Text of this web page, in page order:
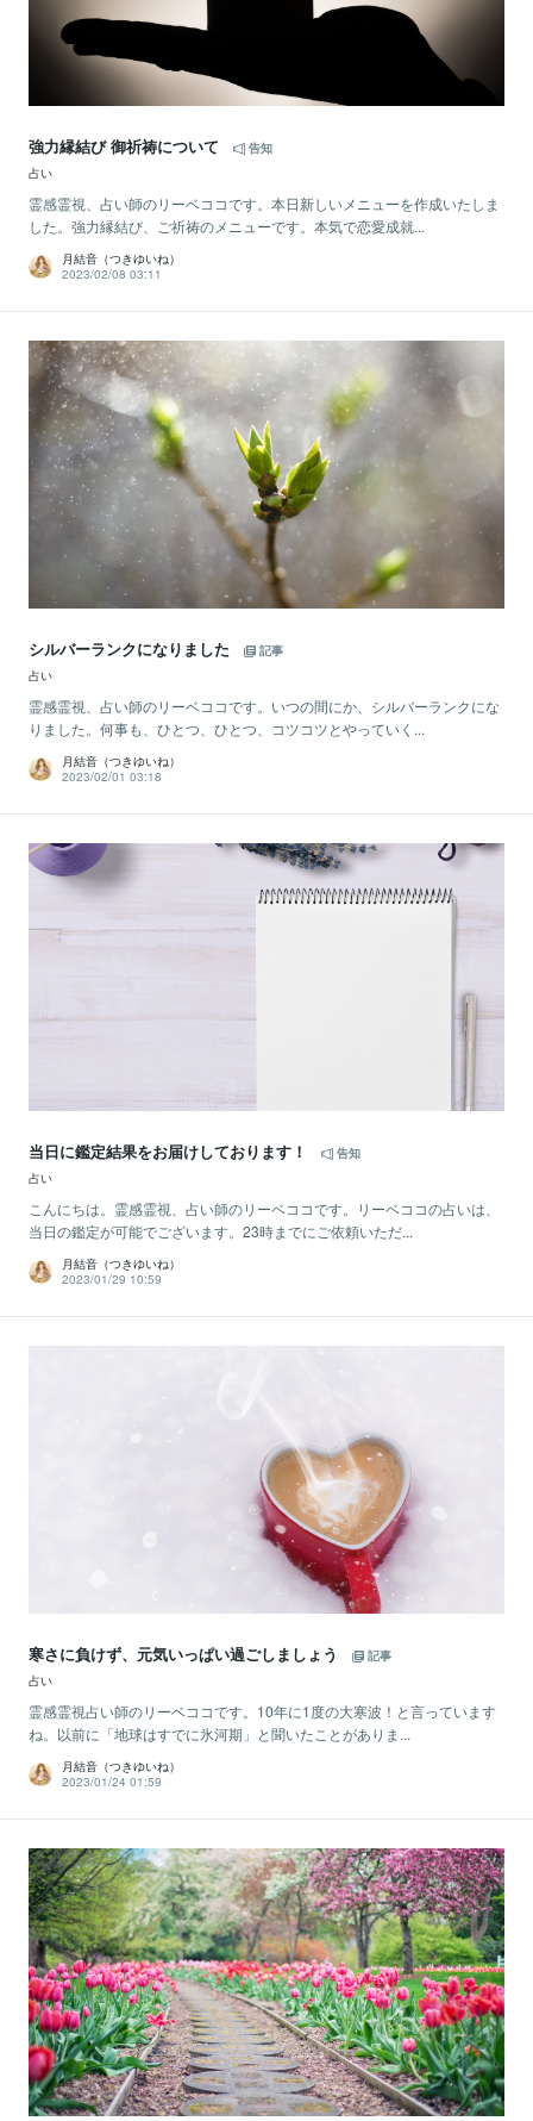
強力縁結び 御祈祷について
告知
占い
霊感霊視、占い師のリーベココです。本日新しいメニューを作成いたしま
した。強力縁結び、ご祈祷のメニューです。本気で恋愛成就...
月結音（つきゆいね）
2023/02/08 03:11
シルバーランクになりました
記事
占い
霊感霊視、占い師のリーベココです。いつの間にか、シルバーランクにな
りました。何事も、ひとつ、ひとつ、コツコツとやっていく...
月結音（つきゆいね）
2023/02/01 03:18
当日に鑑定結果をお届けしております！
告知
占い
こんにちは。霊感霊視、占い師のリーベココです。リーベココの占いは、
当日の鑑定が可能でございます。23時までにご依頼いただ...
月結音（つきゆいね）
2023/01/29 10:59
寒さに負けず、元気いっぱい過ごしましょう
記事
占い
霊感霊視占い師のリーベココです。10年に1度の大寒波！と言っています
ね。以前に「地球はすでに氷河期」と聞いたことがありま...
月結音（つきゆいね）
2023/01/24 01:59